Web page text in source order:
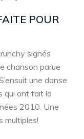
POUR
signés
chanson parue
une danse
qui ont fait la
2010. Une
multiples!